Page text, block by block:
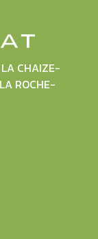
CHAIZE-
ROCHE-